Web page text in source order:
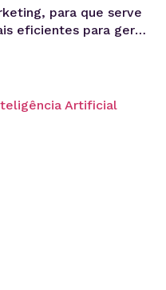
para que serve
eficientes para gerar
ou algoritmos. Se a
construir um